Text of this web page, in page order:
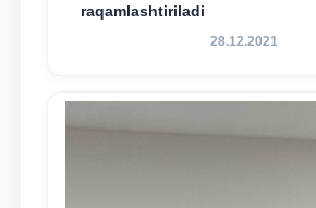
raqamlashtiriladi
28.12.2021